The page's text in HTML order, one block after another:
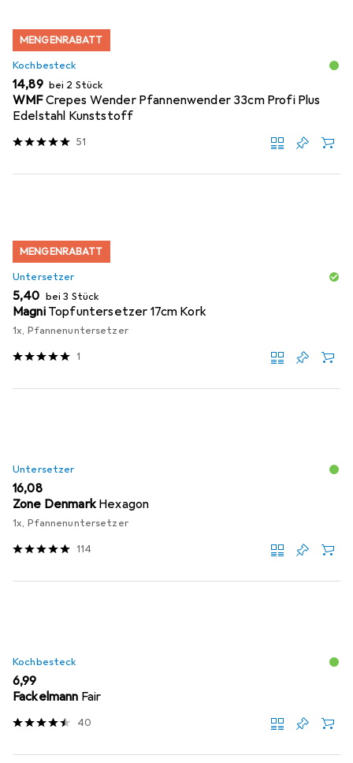
MENGENRABATT
Kochbesteck
EUR
14,89 bei 2 Stück
WMFCrepes Wender Pfannenwender 33cm Profi Plus
Edelstahl Kunststoff
51
MENGENRABATT
Untersetzer
EUR
5,40 bei 3 Stück
Magni Topfuntersetzer 17cm Kork
1x, Pfannenuntersetzer
1
Untersetzer
EUR
16,08
Zone Denmark Hexagon
1x, Pfannenuntersetzer
114
Kochbesteck
EUR
6,99
Fackelmann Fair
40